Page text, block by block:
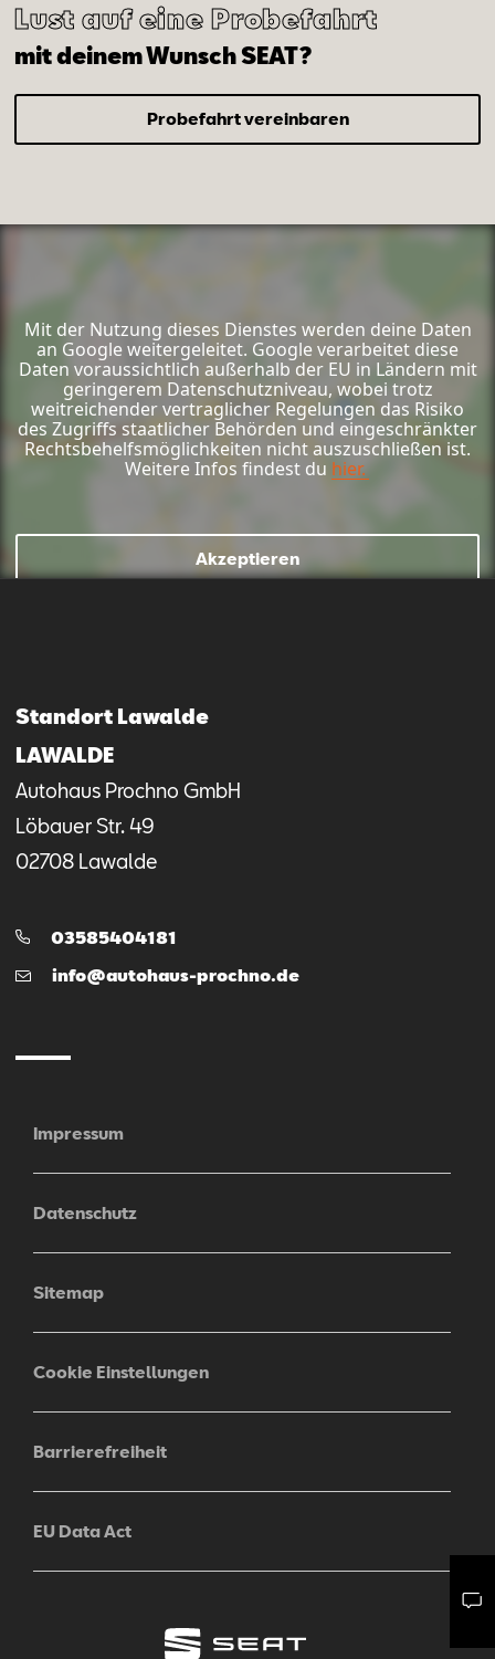
Kontaktformular
Lust auf eine Probefahrt
mit deinem Wunsch SEAT?
Probefahrt vereinbaren
Mit der Nutzung dieses Dienstes werden deine Daten
an Google weitergeleitet. Google verarbeitet diese
Daten voraussichtlich außerhalb der EU in Ländern mit
geringerem Datenschutzniveau, wobei trotz
weitreichender vertraglicher Regelungen das Risiko
des Zugriffs staatlicher Behörden und eingeschränkter
Rechtsbehelfsmöglichkeiten nicht auszuschließen ist.
Weitere Infos findest du hier.
Akzeptieren
Standort Lawalde
LAWALDE
Autohaus Prochno GmbH
Löbauer Str. 49
02708 Lawalde
Telefon:
03585404181
E-
info@autohaus-prochno.de
Impressum
Datenschutz
Sitemap
Cookie Einstellungen
Barrierefreiheit
EU Data Act